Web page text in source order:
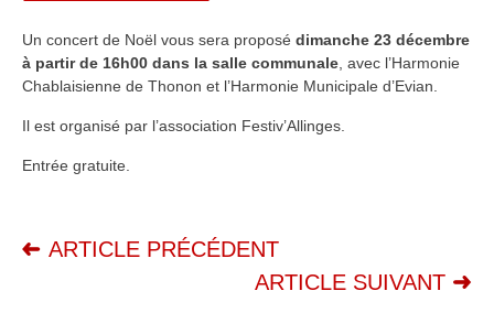
Un concert de Noël vous sera proposé dimanche 23 décembre
à partir de 16h00 dans la salle communale , avec l’Harmonie
Chablaisienne de Thonon et l’Harmonie Municipale d’Evian.
Il est organisé par l’association Festiv’Allinges.
Entrée gratuite.
ARTICLE PRÉCÉDENT
ARTICLE SUIVANT